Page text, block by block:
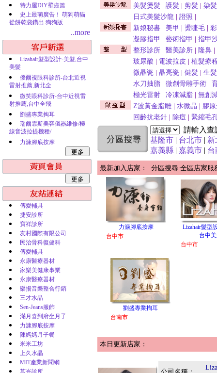
特力屋DIY壁癌篇
史上最萌廣告！ 萌狗萌貓
從餅乾袋鑽出 狗狗版
..more
Lizahair髮型設計-美髮,台中
美髮
優爾視眼科診所-台北近視
雷射推薦,新北全
微笑眼科診所-台中近視雷
射推薦,台中全飛
劉盛專業掏耳
瑞爾霏斯美容儀器維修/極
線音波拉提機種/
力漮腳底按摩
傳愛輔具
捷安診所
寶祥診所
友村國際有限公司
民治骨科復健科
傳愛輔具
永康醫療器材
家樂美健康事業
永康醫療器材
樂揚音樂整合行銷
三才水晶
Sen-Jeans服飾
滿月喜到府坐月子
力漮腳底按摩
陳媽媽月子餐
米米工坊
上久水晶
MIT產業新聞網
莒光診所
美髮燙髮
護髮 剪髮
染髮
日式美髮沙龍
證照
新娘秘書
美甲 燙睫毛
凝膠指甲
藝術指甲
指甲
整形診所
醫美診所 隆鼻
玻尿酸
電波拉皮
植髮療
微晶瓷
晶亮瓷 健髮
生髮
水刀抽脂
微創骨雕手術
極光雷射
冷凍減脂
無創
Z波黃金脂雕
水微晶
膠
回齡抗老針
除痘 緊縮毛
請輸入
基隆市 | 台北市 | 新
嘉義縣 | 嘉義市 | 台
最新加入店家： 分區搜尋:全區店家服
力漮腳底按摩
台中市
Lizahair髮型
台中
台中市
劉盛專業掏耳
台南市
本日更新店家：